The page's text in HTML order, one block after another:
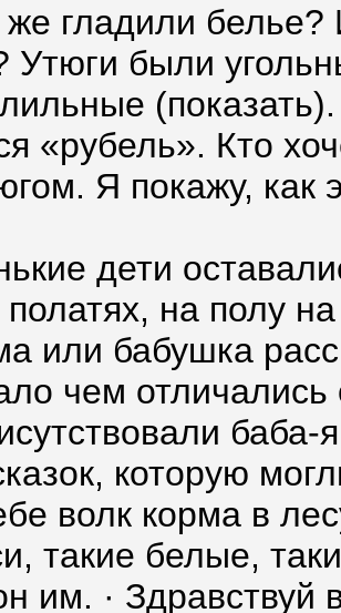
гладили белье?
Утюги были
«рубель». Кто
Я покажу, как
дети
полатях, на полу
или бабушка
чем отличались
баба-
которую
волк корма в
такие белые,
им. · Здравствуй